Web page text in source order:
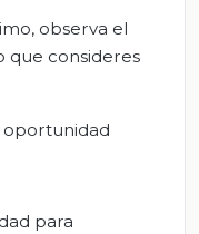
observa el
que consideres
oportunidad
para